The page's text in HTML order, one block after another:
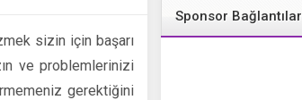
sizin için başarı
ve problemlerinizi
gerektiğini
Sponsor Bağlantılar